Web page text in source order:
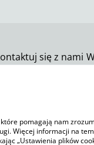
się z nami
pomagają nam
Więcej informacji na
„Ustawienia plików